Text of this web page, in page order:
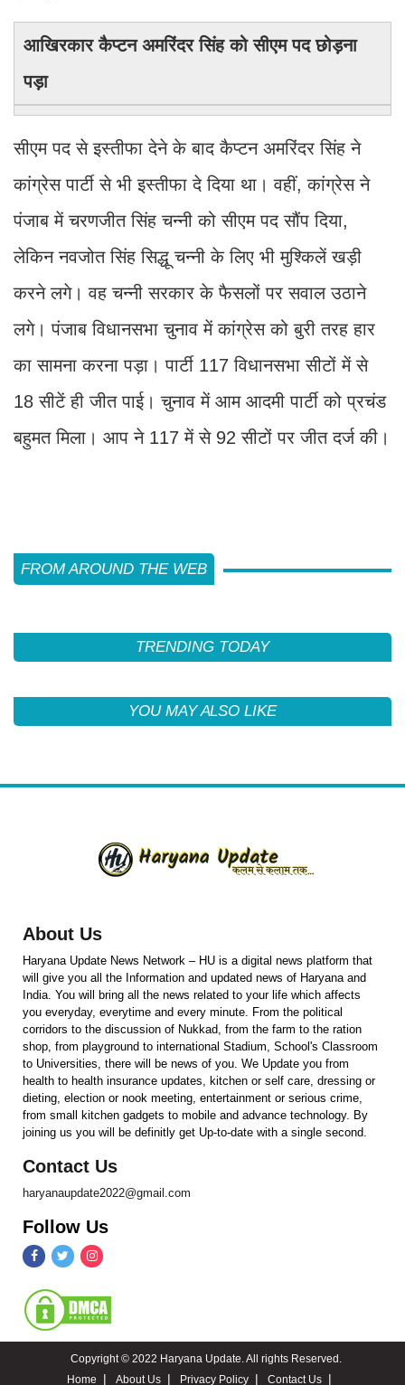
आखिरकार कैप्टन अमरिंदर सिंह को सीएम पद छोड़ना
पड़ा
सीएम पद से इस्तीफा देने के बाद कैप्टन अमरिंदर सिंह ने
कांग्रेस पार्टी से भी इस्तीफा दे दिया था। वहीं, कांग्रेस ने
पंजाब में चरणजीत सिंह चन्नी को सीएम पद सौंप दिया,
लेकिन नवजोत सिंह सिद्धू चन्नी के लिए भी मुश्किलें खड़ी
करने लगे। वह चन्नी सरकार के फैसलों पर सवाल उठाने
लगे। पंजाब विधानसभा चुनाव में कांग्रेस को बुरी तरह हार
का सामना करना पड़ा। पार्टी 117 विधानसभा सीटों में से
18 सीटें ही जीत पाई। चुनाव में आम आदमी पार्टी को प्रचंड
बहुमत मिला। आप ने 117 में से 92 सीटों पर जीत दर्ज की।
FROM AROUND THE WEB
TRENDING TODAY
YOU MAY ALSO LIKE
About Us
Haryana Update News Network – HU is a digital news platform that
will give you all the Information and updated news of Haryana and
India. You will bring all the news related to your life which affects
you everyday, everytime and every minute. From the political
corridors to the discussion of Nukkad, from the farm to the ration
shop, from playground to international Stadium, School's Classroom
to Universities, there will be news of you. We Update you from
health to health insurance updates, kitchen or self care, dressing or
dieting, election or nook meeting, entertainment or serious crime,
from small kitchen gadgets to mobile and advance technology. By
joining us you will be definitly get Up-to-date with a single second.
Contact Us
haryanaupdate2022@gmail.com
Follow Us
Copyright © 2022 Haryana Update. All rights Reserved.
Home
About Us Privacy Policy Contact Us